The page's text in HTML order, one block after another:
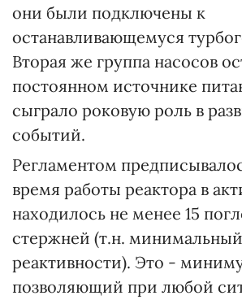
они были подключены к
останавливающемуся
Вторая же группа насосов
постоянном источнике
сыграло роковую роль в
событий.
Регламентом
время работы реактора в
находилось не менее 15
стержней (т.н. минимальный
реактивности). Это -
позволяющий при любой